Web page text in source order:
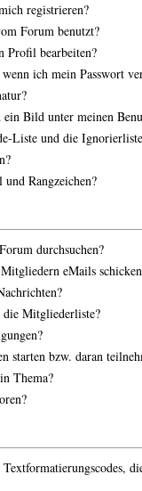
registrieren?
Forum benutzt?
Profil bearbeiten?
ich mein Passwort
Bild unter meinen
Liste und die
Rangzeichen?
durchsuchen?
eMails
Mitgliederliste?
starten bzw. daran
Thema?